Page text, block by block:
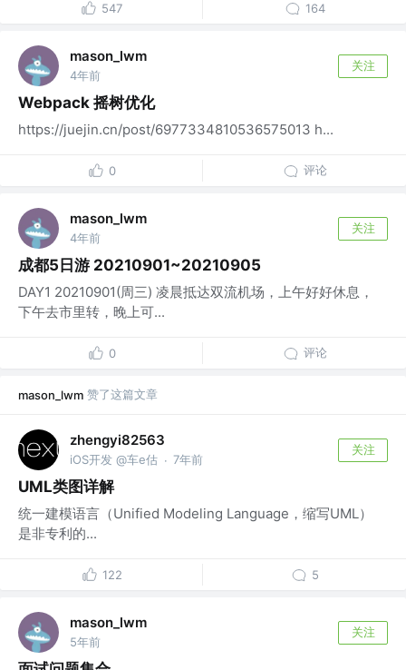
547 164
mason_lwm
4年前
关注
Webpack 摇树优化
https://juejin.cn/post/6977334810536575013 h...
0 评论
mason_lwm
4年前
关注
成都5日游 20210901~20210905
DAY1 20210901(周三) 凌晨抵达双流机场，上午好好休息，
下午去市里转，晚上可...
0 评论
mason_lwm 赞了这篇文章
zhengyi82563
iOS开发 @车e估 · 7年前
关注
UML类图详解
统一建模语言（Unified Modeling Language，缩写UML）
是非专利的...
122 5
mason_lwm
5年前
关注